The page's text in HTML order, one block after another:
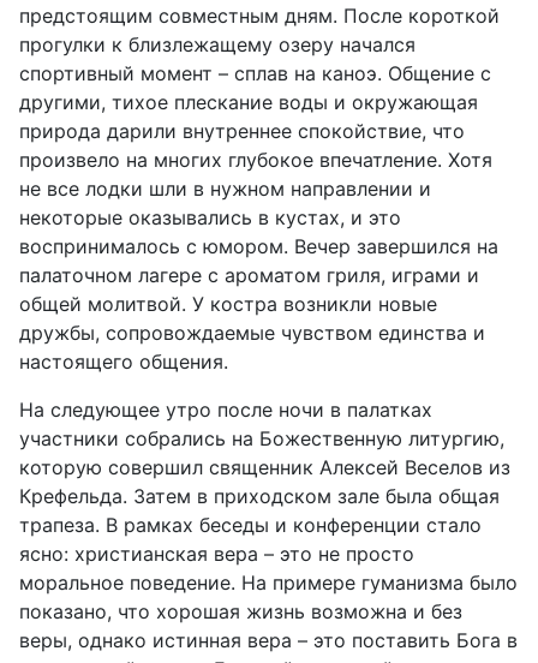
предстоящим совместным дням. После короткой
прогулки к близлежащему озеру начался
спортивный момент – сплав на каноэ. Общение с
другими, тихое плескание воды и окружающая
природа дарили внутреннее спокойствие, что
произвело на многих глубокое впечатление. Хотя
не все лодки шли в нужном направлении и
некоторые оказывались в кустах, и это
воспринималось с юмором. Вечер завершился на
палаточном лагере с ароматом гриля, играми и
общей молитвой. У костра возникли новые
дружбы, сопровождаемые чувством единства и
настоящего общения.
На следующее утро после ночи в палатках
участники собрались на Божественную литургию,
которую совершил священник Алексей Веселов из
Крефельда. Затем в приходском зале была общая
трапеза. В рамках беседы и конференции стало
ясно: христианская вера – это не просто
моральное поведение. На примере гуманизма было
показано, что хорошая жизнь возможна и без
веры, однако истинная вера – это поставить Бога в